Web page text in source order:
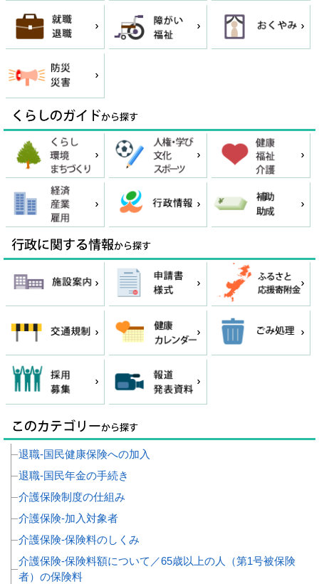
退職‐国民健康保険への加入
退職‐国民年金の手続き
介護保険制度の仕組み
介護保険‐加入対象者
介護保険‐保険料のしくみ
介護保険‐保険料額について／65歳以上の人（第1号被保険
者）の保険料